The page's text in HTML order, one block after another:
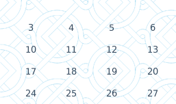
3 4 5 6
10 11 12 13
17 18 19 20
24 25 26 27